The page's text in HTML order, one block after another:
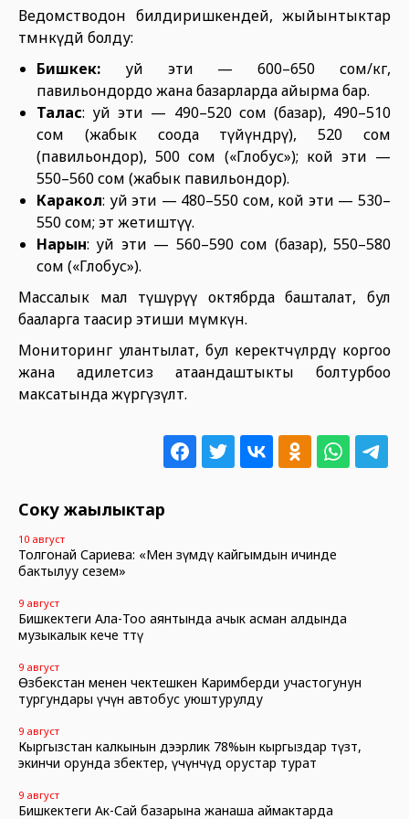
Ведомстводон билдиришкендей, жыйынтыктар
төмөнкүдөй болду:
Бишкек: уй эти — 600–650 сом/кг,
павильондордо жана базарларда айырма бар.
Талас: уй эти — 490–520 сом (базар), 490–510
сом (жабык соода түйүндөрү), 520 сом
(павильондор), 500 сом («Глобус»); кой эти —
550–560 сом (жабык павильондор).
Каракол: уй эти — 480–550 сом, кой эти — 530–
550 сом; эт жетиштүү.
Нарын: уй эти — 560–590 сом (базар), 550–580
сом («Глобус»).
Массалык мал түшүрүү октябрда башталат, бул
бааларга таасир этиши мүмкүн.
Мониторинг улантылат, бул керектөөчүлөрдү коргоо
жана адилетсиз атаандаштыкты болтурбоо
максатында жүргүзүлөт.
Соңку жаңылыктар
10 август
Толгонай Сариева: «Мен өзүмдү кайгымдын ичинде
бактылуу сезем»
9 август
Бишкектеги Ала-Тоо аянтында ачык асман алдында
музыкалык кече өттү
9 август
Өзбекстан менен чектешкен Каримберди участогунун
тургундары үчүн автобус уюштурулду
9 август
Кыргызстан калкынын дээрлик 78%ын кыргыздар түзөт,
экинчи орунда өзбектер, үчүнчүдө орустар турат
9 август
Бишкектеги Ак-Сай базарына жанаша аймактарда